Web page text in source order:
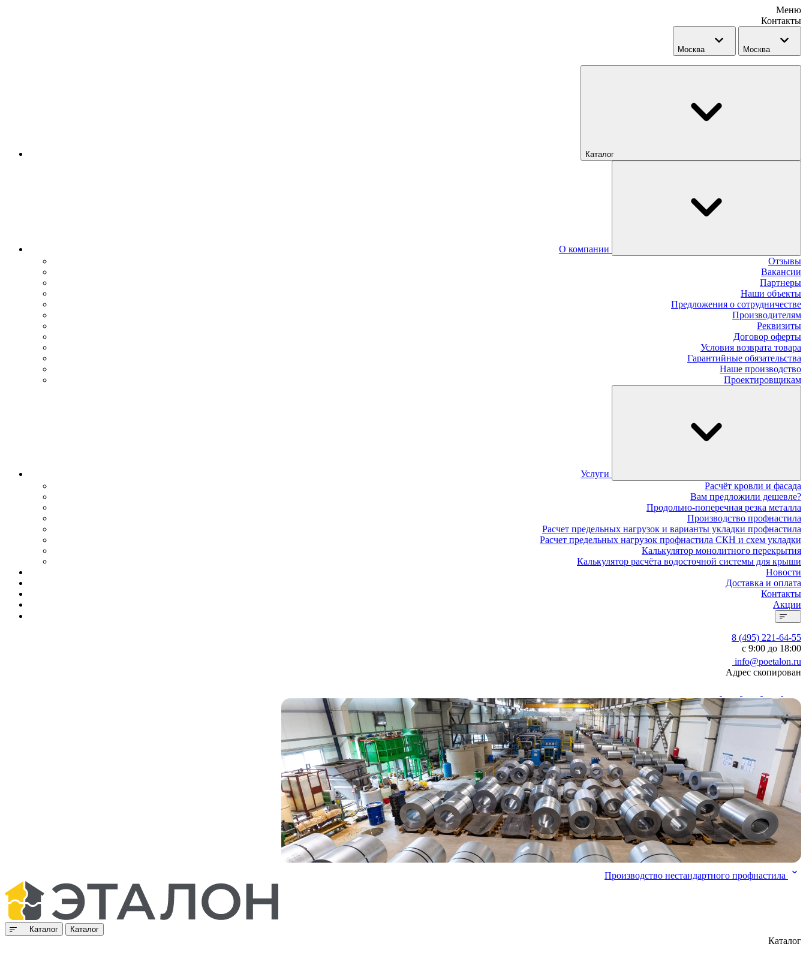
Меню
Контакты
Москва Москва
Каталог
О компании
Отзывы
Вакансии
Партнеры
Наши объекты
Предложения о сотрудничестве
Производителям
Реквизиты
Договор оферты
Условия возврата товара
Гарантийные обязательства
Наше производство
Проектировщикам
Услуги
Расчёт кровли и фасада
Вам предложили дешевле?
Продольно-поперечная резка металла
Производство профнастила
Расчет предельных нагрузок и варианты укладки профнастила
Расчет предельных нагрузок профнастила СКН и схем укладки
Калькулятор монолитного перекрытия
Калькулятор расчёта водосточной системы для крыши
Новости
Доставка и оплата
Контакты
Акции
8 (495) 221-64-55
с 9:00 до 18:00
info@poetalon.ru
Адрес скопирован
Производство нестандартного профнастила
Каталог Каталог
Каталог